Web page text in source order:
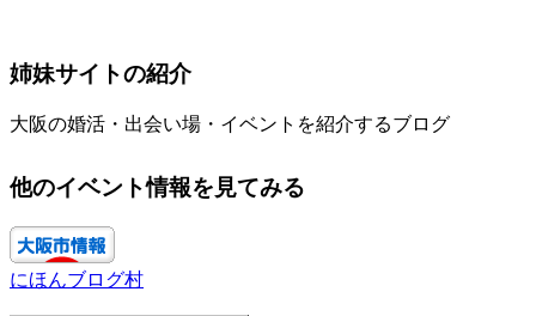
姉妹サイトの紹介
大阪の婚活・出会い場・イベントを紹介するブログ
他のイベント情報を見てみる
にほんブログ村